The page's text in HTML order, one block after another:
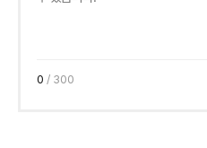
0 / 300